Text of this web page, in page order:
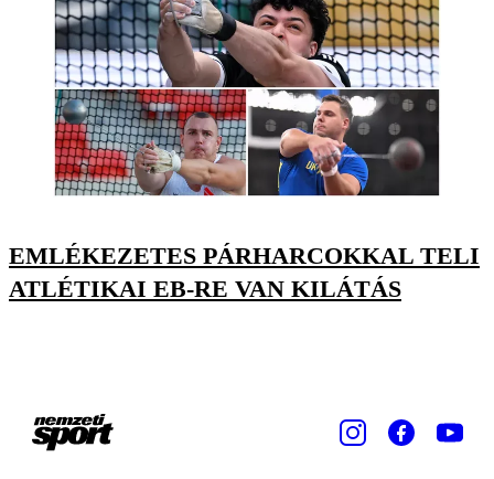
EMLÉKEZETES PÁRHARCOKKAL TELI
ATLÉTIKAI EB-RE VAN KILÁTÁS